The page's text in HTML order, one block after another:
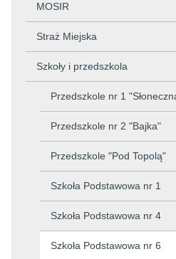
MOSIR
Straż Miejska
Szkoły i przedszkola
Przedszkole nr 1
Przedszkole nr 2 "Bajka"
Przedszkole "Pod Topolą"
Szkoła Podstawowa nr 1
Szkoła Podstawowa nr 4
Szkoła Podstawowa nr 6